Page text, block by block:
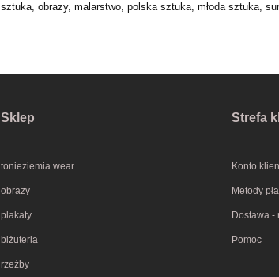
sztuka, obrazy, malarstwo, polska sztuka, młoda sztuka,
Sklep
tonieziemia wear
obrazy
plakaty
biżuteria
rzeźby
Strefa
Konto
Metody
Dostawa -
Pomoc